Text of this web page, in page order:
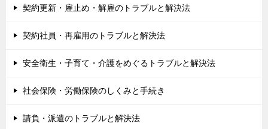
契約更新・雇止め・解雇のトラブルと解決法
契約社員・再雇用のトラブルと解決法
安全衛生・子育て・介護をめぐるトラブルと解決法
社会保険・労働保険のしくみと手続き
請負・派遣のトラブルと解決法